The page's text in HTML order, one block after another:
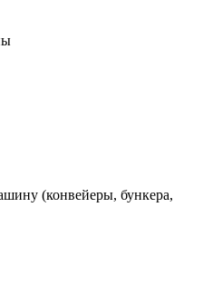
(конвейеры, бункера,